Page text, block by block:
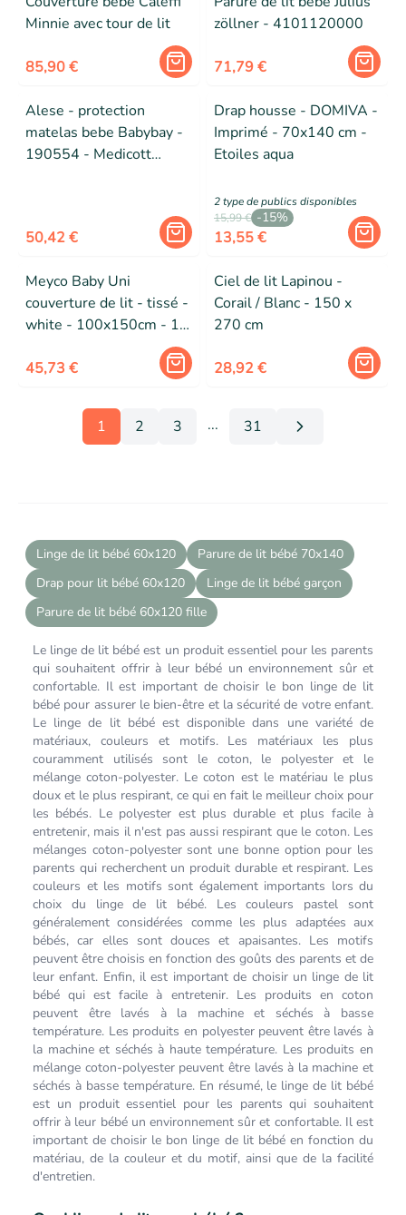
Minnie avec tour de lit
85,90 €
zöllner - 4101120000
71,79 €
Alese - protection
matelas bebe Babybay -
190554 - Medicott
Boxspring Comfort Blanc
50,42 €
Drap housse - DOMIVA -
Imprimé - 70x140 cm -
Etoiles aqua
2type de publics disponibles
15,99 € -15%
13,55 €
Meyco Baby Uni
couverture de lit - tissé -
white - 100x150cm - 1.0
45,73 €
Ciel de lit Lapinou -
Corail / Blanc - 150 x
270 cm
28,92 €
1 2 3 ...More pages
31
Linge de lit bébé 60x120
Parure de lit bébé 70x140
Drap pour lit bébé 60x120
Linge de lit bébé garçon
Parure de lit bébé 60x120 fille
Le linge de lit bébé est un produit essentiel pour les parents
qui souhaitent offrir à leur bébé un environnement sûr et
confortable. Il est important de choisir le bon linge de lit
bébé pour assurer le bien-être et la sécurité de votre enfant.
Le linge de lit bébé est disponible dans une variété de
matériaux, couleurs et motifs. Les matériaux les plus
couramment utilisés sont le coton, le polyester et le
mélange coton-polyester. Le coton est le matériau le plus
doux et le plus respirant, ce qui en fait le meilleur choix pour
les bébés. Le polyester est plus durable et plus facile à
entretenir, mais il n'est pas aussi respirant que le coton. Les
mélanges coton-polyester sont une bonne option pour les
parents qui recherchent un produit durable et respirant. Les
couleurs et les motifs sont également importants lors du
choix du linge de lit bébé. Les couleurs pastel sont
généralement considérées comme les plus adaptées aux
bébés, car elles sont douces et apaisantes. Les motifs
peuvent être choisis en fonction des goûts des parents et de
leur enfant. Enfin, il est important de choisir un linge de lit
bébé qui est facile à entretenir. Les produits en coton
peuvent être lavés à la machine et séchés à basse
température. Les produits en polyester peuvent être lavés à
la machine et séchés à haute température. Les produits en
mélange coton-polyester peuvent être lavés à la machine et
séchés à basse température. En résumé, le linge de lit bébé
est un produit essentiel pour les parents qui souhaitent
offrir à leur bébé un environnement sûr et confortable. Il est
important de choisir le bon linge de lit bébé en fonction du
matériau, de la couleur et du motif, ainsi que de la facilité
d'entretien.